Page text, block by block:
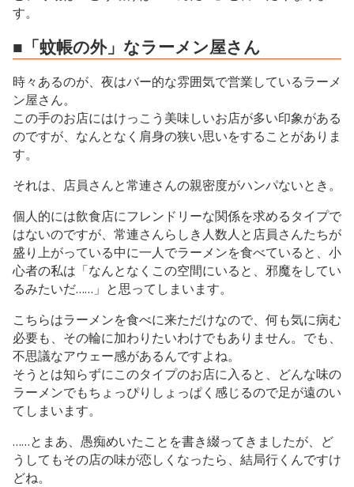
す。
■「蚊帳の外」なラーメン屋さん
時々あるのが、夜はバー的な雰囲気で営業しているラーメ
ン屋さん。
この手のお店にはけっこう美味しいお店が多い印象がある
のですが、なんとなく肩身の狭い思いをすることがありま
す。
それは、店員さんと常連さんの親密度がハンパないとき。
個人的には飲食店にフレンドリーな関係を求めるタイプで
はないのですが、常連さんらしき人数人と店員さんたちが
盛り上がっている中に一人でラーメンを食べていると、小
心者の私は「なんとなくこの空間にいると、邪魔をしてい
るみたいだ……」と思ってしまいます。
こちらはラーメンを食べに来ただけなので、何も気に病む
必要も、その輪に加わりたいわけでもありません。でも、
不思議なアウェー感があるんですよね。
そうとは知らずにこのタイプのお店に入ると、どんな味の
ラーメンでもちょっぴりしょっぱく感じるので足が遠のい
てしまいます。
……とまあ、愚痴めいたことを書き綴ってきましたが、ど
うしてもその店の味が恋しくなったら、結局行くんですけ
どね。